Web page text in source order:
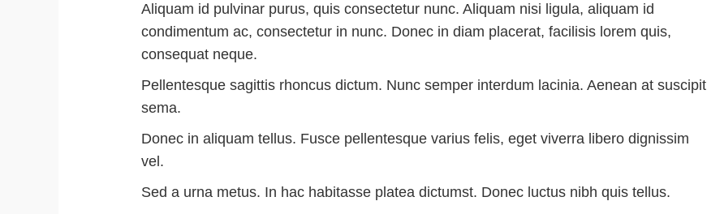
Aliquam id pulvinar purus, quis consectetur nunc. Aliquam nisi ligula, aliquam id
condimentum ac, consectetur in nunc. Donec in diam placerat, facilisis lorem quis,
consequat neque.
Pellentesque sagittis rhoncus dictum. Nunc semper interdum lacinia. Aenean at suscipit
sema.
Donec in aliquam tellus. Fusce pellentesque varius felis, eget viverra libero dignissim
vel.
Sed a urna metus. In hac habitasse platea dictumst. Donec luctus nibh quis tellus.